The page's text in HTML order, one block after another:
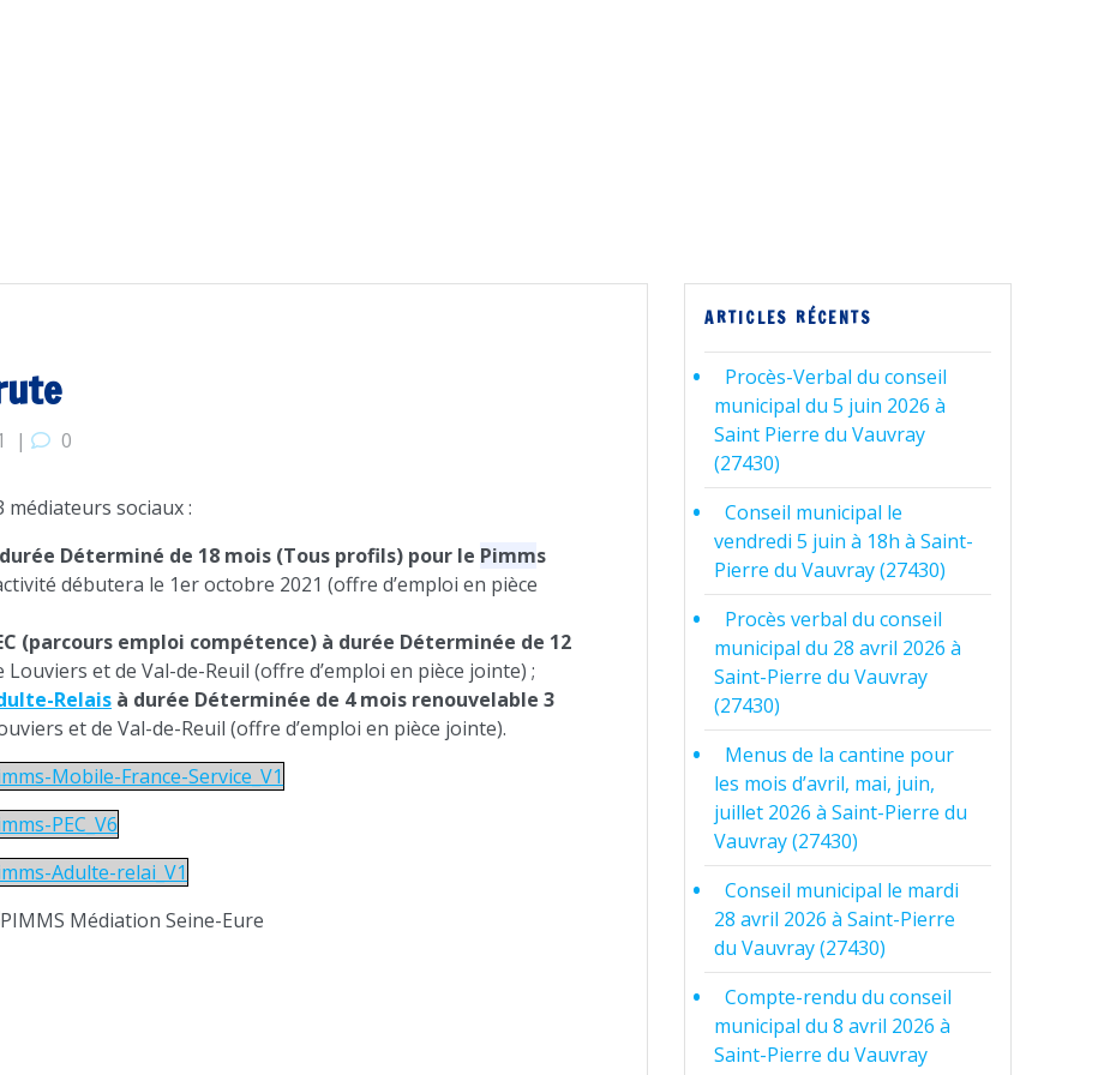
| 0
sociaux :
Déterminé de 18 mois (Tous profils) pour le Pimms
débutera le 1er octobre 2021 (offre d’emploi en pièce
(parcours emploi compétence) à durée Déterminée de 12
Louviers et de Val-de-Reuil (offre d’emploi en pièce jointe) ;
Relais à durée Déterminée de 4 mois renouvelable 3
et de Val-de-Reuil (offre d’emploi en pièce jointe).
Mobile-France-Service_V1
PEC_V6
Adulte-relai_V1
ARTICLES RÉCENTS
Procès-Verbal du conseil
municipal du 5 juin 2026 à
Saint Pierre du Vauvray
(27430)
Conseil municipal le
vendredi 5 juin à 18h à Saint-
Pierre du Vauvray (27430)
Procès verbal du conseil
municipal du 28 avril 2026 à
Saint-Pierre du Vauvray
(27430)
Menus de la cantine pour
les mois d’avril, mai, juin,
juillet 2026 à Saint-Pierre du
Vauvray (27430)
Conseil municipal le mardi
28 avril 2026 à Saint-Pierre
du Vauvray (27430)
Compte-rendu du conseil
municipal du 8 avril 2026 à
Saint-Pierre du Vauvray